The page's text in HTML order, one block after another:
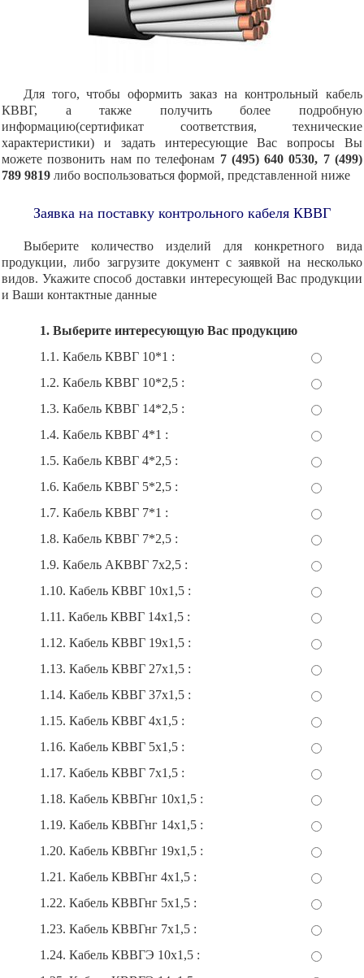
Для того, чтобы оформить заказ на контрольный кабель
КВВГ, а также получить более подробную
информацию(сертификат соответствия, технические
характеристики) и задать интересующие Вас вопросы Вы
можете позвонить нам по телефонам 7 (495) 640 0530, 7 (499)
789 9819 либо воспользоваться формой, представленной ниже
Заявка на поставку контрольного кабеля КВВГ
Выберите количество изделий для конкретного вида
продукции, либо загрузите документ с заявкой на несколько
видов. Укажите способ доставки интересующей Вас продукции
и Ваши контактные данные
1. Выберите интересующую Вас продукцию
1.1. Кабель КВВГ 10*1 :
1.2. Кабель КВВГ 10*2,5 :
1.3. Кабель КВВГ 14*2,5 :
1.4. Кабель КВВГ 4*1 :
1.5. Кабель КВВГ 4*2,5 :
1.6. Кабель КВВГ 5*2,5 :
1.7. Кабель КВВГ 7*1 :
1.8. Кабель КВВГ 7*2,5 :
1.9. Кабель АКВВГ 7х2,5 :
1.10. Кабель КВВГ 10х1,5 :
1.11. Кабель КВВГ 14х1,5 :
1.12. Кабель КВВГ 19х1,5 :
1.13. Кабель КВВГ 27х1,5 :
1.14. Кабель КВВГ 37х1,5 :
1.15. Кабель КВВГ 4х1,5 :
1.16. Кабель КВВГ 5х1,5 :
1.17. Кабель КВВГ 7х1,5 :
1.18. Кабель КВВГнг 10х1,5 :
1.19. Кабель КВВГнг 14х1,5 :
1.20. Кабель КВВГнг 19х1,5 :
1.21. Кабель КВВГнг 4х1,5 :
1.22. Кабель КВВГнг 5х1,5 :
1.23. Кабель КВВГнг 7х1,5 :
1.24. Кабель КВВГЭ 10х1,5 :